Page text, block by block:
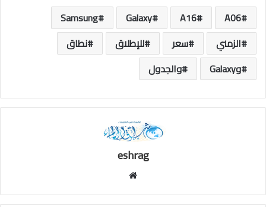
A06
A16
Galaxy
Samsung
الزمني
سعر للإطلاق
نطاق
وGalaxy
والجدول
eshrag